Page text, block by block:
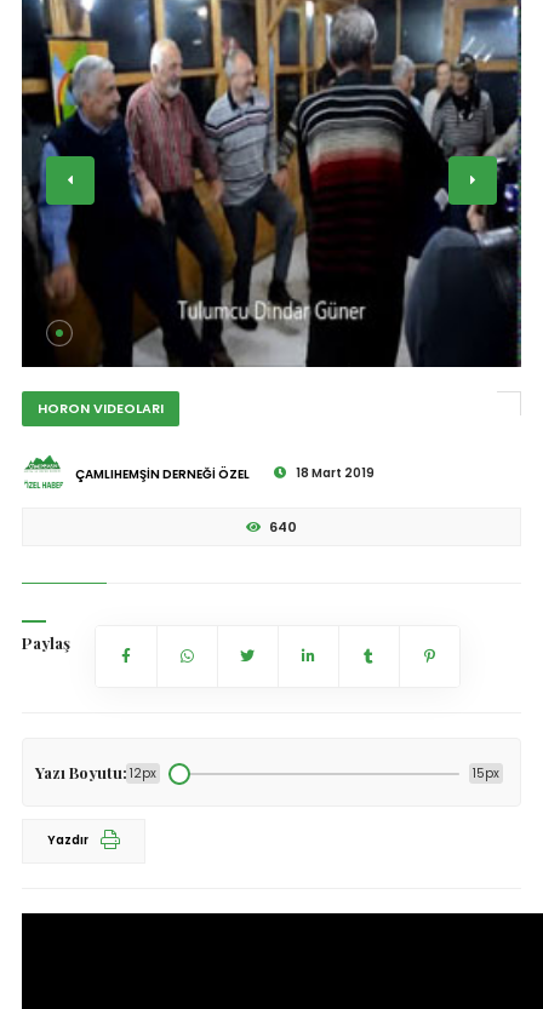
HORON VIDEOLARI
ÇAMLIHEMŞİN DERNEĞİ ÖZEL 18 Mart 2019
640
Paylaş
Yazı Boyutu: 12px 15px
Yazdır